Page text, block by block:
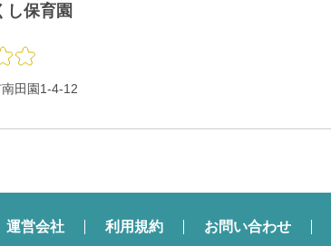
し保育園
田園1-4-12
運営会社 利用規約 お問い合わせ